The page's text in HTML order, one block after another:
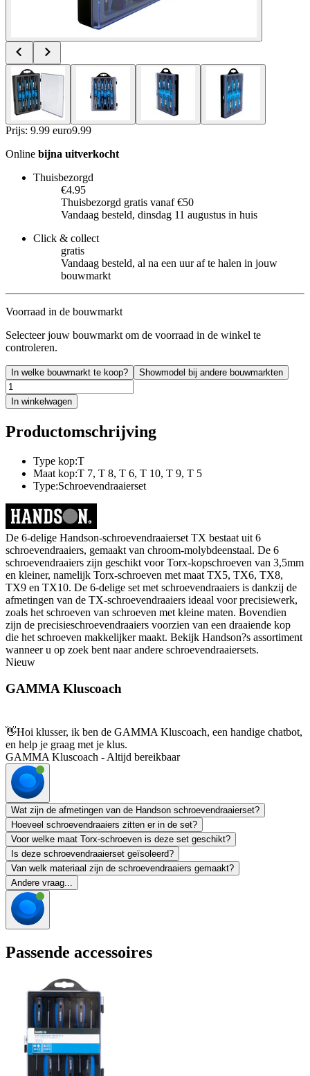
Prijs: 9.99 euro9.99
Online bijna uitverkocht
Thuisbezorgd
€4.95
Thuisbezorgd gratis vanaf €50
Vandaag besteld, dinsdag 11 augustus in huis
Click & collect
gratis
Vandaag besteld, al na een uur af te halen in jouw
bouwmarkt
Voorraad in de bouwmarkt
Selecteer jouw bouwmarkt om de voorraad in de winkel te
controleren.
In welke bouwmarkt te koop? Showmodel bij andere bouwmarkten
In winkelwagen
Productomschrijving
Type kop:T
Maat kop:T 7, T 8, T 6, T 10, T 9, T 5
Type:Schroevendraaierset
De 6-delige Handson-schroevendraaierset TX bestaat uit 6
schroevendraaiers, gemaakt van chroom-molybdeenstaal. De 6
schroevendraaiers zijn geschikt voor Torx-kopschroeven van 3,5mm
en kleiner, namelijk Torx-schroeven met maat TX5, TX6, TX8,
TX9 en TX10. De 6-delige set met schroevendraaiers is dankzij de
afmetingen van de TX-schroevendraaiers ideaal voor precisiewerk,
zoals het schroeven van schroeven met kleine maten. Bovendien
zijn de precisieschroevendraaiers voorzien van een draaiende kop
die het schroeven makkelijker maakt. Bekijk Handson?s assortiment
wanneer u op zoek bent naar andere schroevendraaiersets.
Nieuw
GAMMA Kluscoach
👋Hoi klusser, ik ben de GAMMA Kluscoach, een handige chatbot,
en help je graag met je klus.
GAMMA Kluscoach - Altijd bereikbaar
Wat zijn de afmetingen van de Handson schroevendraaierset?
Hoeveel schroevendraaiers zitten er in de set?
Voor welke maat Torx-schroeven is deze set geschikt?
Is deze schroevendraaierset geïsoleerd?
Van welk materiaal zijn de schroevendraaiers gemaakt?
Andere vraag...
Passende accessoires